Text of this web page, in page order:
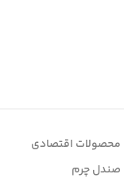
محصولات اقتصادی
صندل چرم